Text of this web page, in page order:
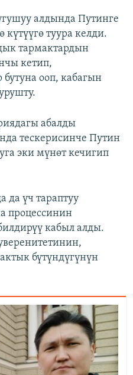
алдында Путинге
туура келди.
тармактардын
кетип,
ооп, кабагын
абалды
тескерисинче Путин
эки мүнөт кечигип
да үч тараптуу
процессинин
кабыл алды.
бүтүндүгүнүн